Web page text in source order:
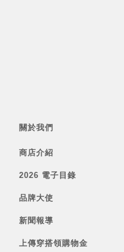
關於我們
商店介紹
2026 電子目錄
品牌大使
新聞報導
上傳穿搭領購物金